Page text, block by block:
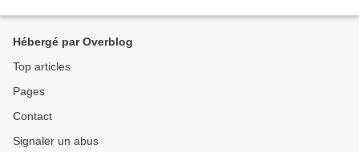
Hébergé par Overblog
Top articles
Pages
Contact
Signaler un abus